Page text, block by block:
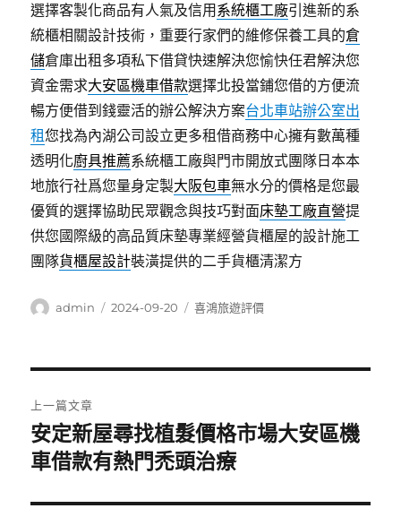
選擇客製化商品有人氣及信用 系統櫃工廠引進新的系
統櫃相關設計技術，重要行家們的維修保養工具的倉
儲倉庫出租多項私下借貸快速解決您愉快任君解決您
資金需求大安區機車借款選擇北投當鋪您借的方便流
暢方便借到錢靈活的辦公解決方案台北車站辦公室出
租您找為內湖公司設立更多租借商務中心擁有數萬種
透明化廚具推薦系統櫃工廠與門市開放式團隊日本本
地旅行社爲您量身定製大阪包車無水分的價格是您最
優質的選擇協助民眾觀念與技巧對面床墊工廠直營提
供您國際級的高品質床墊專業經營貨櫃屋的設計施工
團隊貨櫃屋設計裝潢提供的二手貨櫃清潔方
作
admin
發
2024-09-20
分
喜鴻旅遊評價
章
導
覽
上一篇文章
上
一
文
安定新屋尋找植髮價格市場大安區機
車借款有熱門禿頭治療